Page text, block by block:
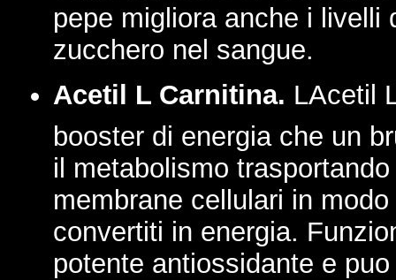
pepe migliora anche i livelli
zucchero nel sangue.
Acetil
L Carnitina. LAcetil
booster di energia che un
il metabolismo
membrane cellulari in
convertiti in energia.
potente antiossidante e